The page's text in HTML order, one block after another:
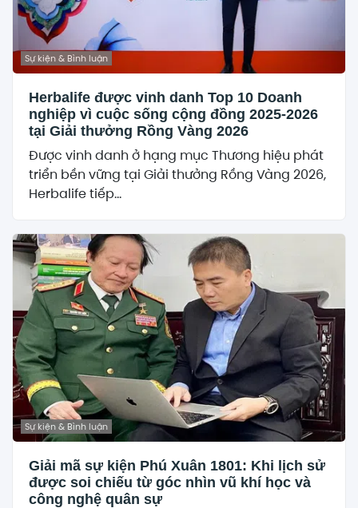
Sự kiện & Bình luận
Herbalife được vinh danh Top 10 Doanh
nghiệp vì cuộc sống cộng đồng 2025-2026
tại Giải thưởng Rồng Vàng 2026
Được vinh danh ở hạng mục Thương hiệu phát
triển bền vững tại Giải thưởng Rồng Vàng 2026,
Herbalife tiếp...
Sự kiện & Bình luận
Giải mã sự kiện Phú Xuân 1801: Khi lịch sử
được soi chiếu từ góc nhìn vũ khí học và
công nghệ quân sự